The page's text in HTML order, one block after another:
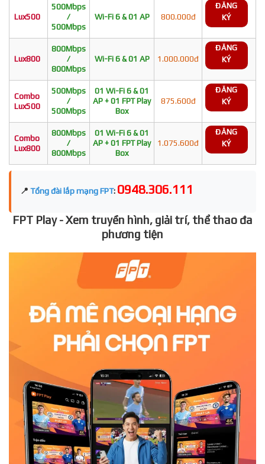
Lux500
500Mbps
/
500Mbps
Wi-Fi 6 & 01 AP 800.000đ
ĐĂNG
KÝ
Lux800
800Mbps
/
800Mbps
Wi-Fi 6 & 01 AP 1.000.000đ
ĐĂNG
KÝ
Combo
Lux500
500Mbps
/
500Mbps
01 Wi-Fi 6 & 01
AP + 01 FPT Play
Box
875.600đ
ĐĂNG
KÝ
Combo
Lux800
800Mbps
/
800Mbps
01 Wi-Fi 6 & 01
AP + 01 FPT Play
Box
1.075.600đ
ĐĂNG
KÝ
📍 Tổng đài lắp mạng FPT: 0948.306.111
FPT Play - Xem truyền hình, giải trí, thể thao đa
phương tiện